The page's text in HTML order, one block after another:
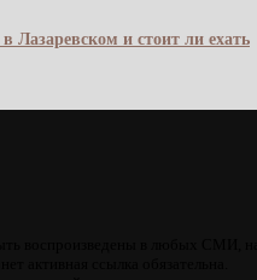
Лазаревском и стоит ли ехать